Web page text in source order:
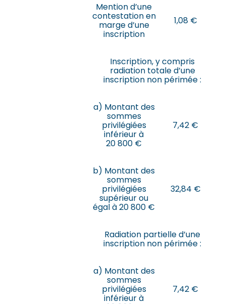
Mention d’une
contestation en
marge d’une
inscription
1,08 €
Inscription, y compris
radiation totale d’une
inscription non périmée :
a) Montant des
sommes
privilégiées
inférieur à
20 800 €
7,42 €
b) Montant des
sommes
privilégiées
supérieur ou
égal à 20 800 €
32,84 €
Radiation partielle d’une
inscription non périmée :
a) Montant des
sommes
privilégiées
inférieur à
7,42 €